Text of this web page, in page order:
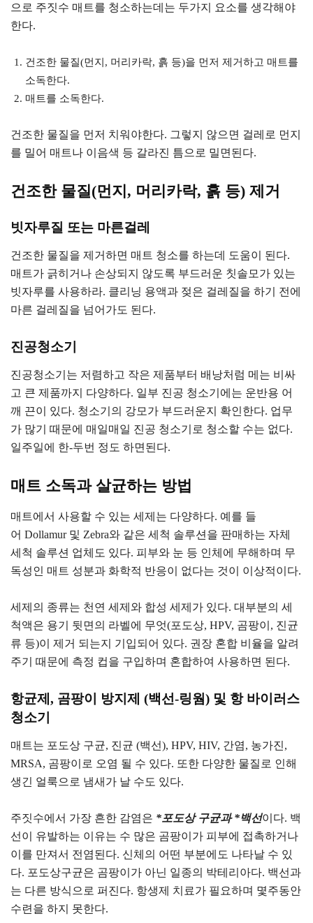
으로 주짓수 매트를 청소하는데는 두가지 요소를 생각해야
한다.
건조한 물질(먼지, 머리카락, 흙 등)을 먼저 제거하고 매트를
소독한다.
매트를 소독한다.
건조한 물질을 먼저 치워야한다. 그렇지 않으면 걸레로 먼지
를 밀어 매트나 이음색 등 갈라진 틈으로 밀면된다.
건조한 물질(먼지, 머리카락, 흙 등) 제거
빗자루질 또는 마른걸레
건조한 물질을 제거하면 매트 청소를 하는데 도움이 된다.
매트가 긁히거나 손상되지 않도록 부드러운 칫솔모가 있는
빗자루를 사용하라. 클리닝 용액과 젖은 걸레질을 하기 전에
마른 걸레질을 넘어가도 된다.
진공청소기
진공청소기는 저렴하고 작은 제품부터 배낭처럼 메는 비싸
고 큰 제품까지 다양하다. 일부 진공 청소기에는 운반용 어
깨 끈이 있다. 청소기의 강모가 부드러운지 확인한다. 업무
가 많기 때문에 매일매일 진공 청소기로 청소할 수는 없다.
일주일에 한-두번 정도 하면된다.
매트 소독과 살균하는 방법
매트에서 사용할 수 있는 세제는 다양하다. 예를 들
어 Dollamur 및 ​​Zebra와 같은 세척 솔루션을 판매하는 자체
세척 솔루션 업체도 있다. 피부와 눈 등 인체에 무해하며 무
독성인 매트 성분과 화학적 반응이 없다는 것이 이상적이다.
세제의 종류는 천연 세제와 합성 세제가 있다. 대부분의 세
척액은 용기 뒷면의 라벨에 무엇(포도상, HPV, 곰팡이, 진균
류 등)이 제거 되는지 기입되어 있다. 권장 혼합 비율을 알려
주기 때문에 측정 컵을 구입하며 혼합하여 사용하면 된다.
항균제, 곰팡이 방지제 (백선-링웜) 및 항 바이러스
청소기
매트는 포도상 구균, 진균 (백선), HPV, HIV, 간염, 농가진,
MRSA, 곰팡이로 오염 될 수 있다. 또한 다양한 물질로 인해
생긴 얼룩으로 냄새가 날 수도 있다.
주짓수에서 가장 흔한 감염은 *포도상 구균과 *백선이다. 백
선이 유발하는 이유는 수 많은 곰팡이가 피부에 접촉하거나
이를 만져서 전염된다. 신체의 어떤 부분에도 나타날 수 있
다. 포도상구균은 곰팡이가 아닌 일종의 박테리아다. 백선과
는 다른 방식으로 퍼진다. 항생제 치료가 필요하며 몇주동안
수련을 하지 못한다.